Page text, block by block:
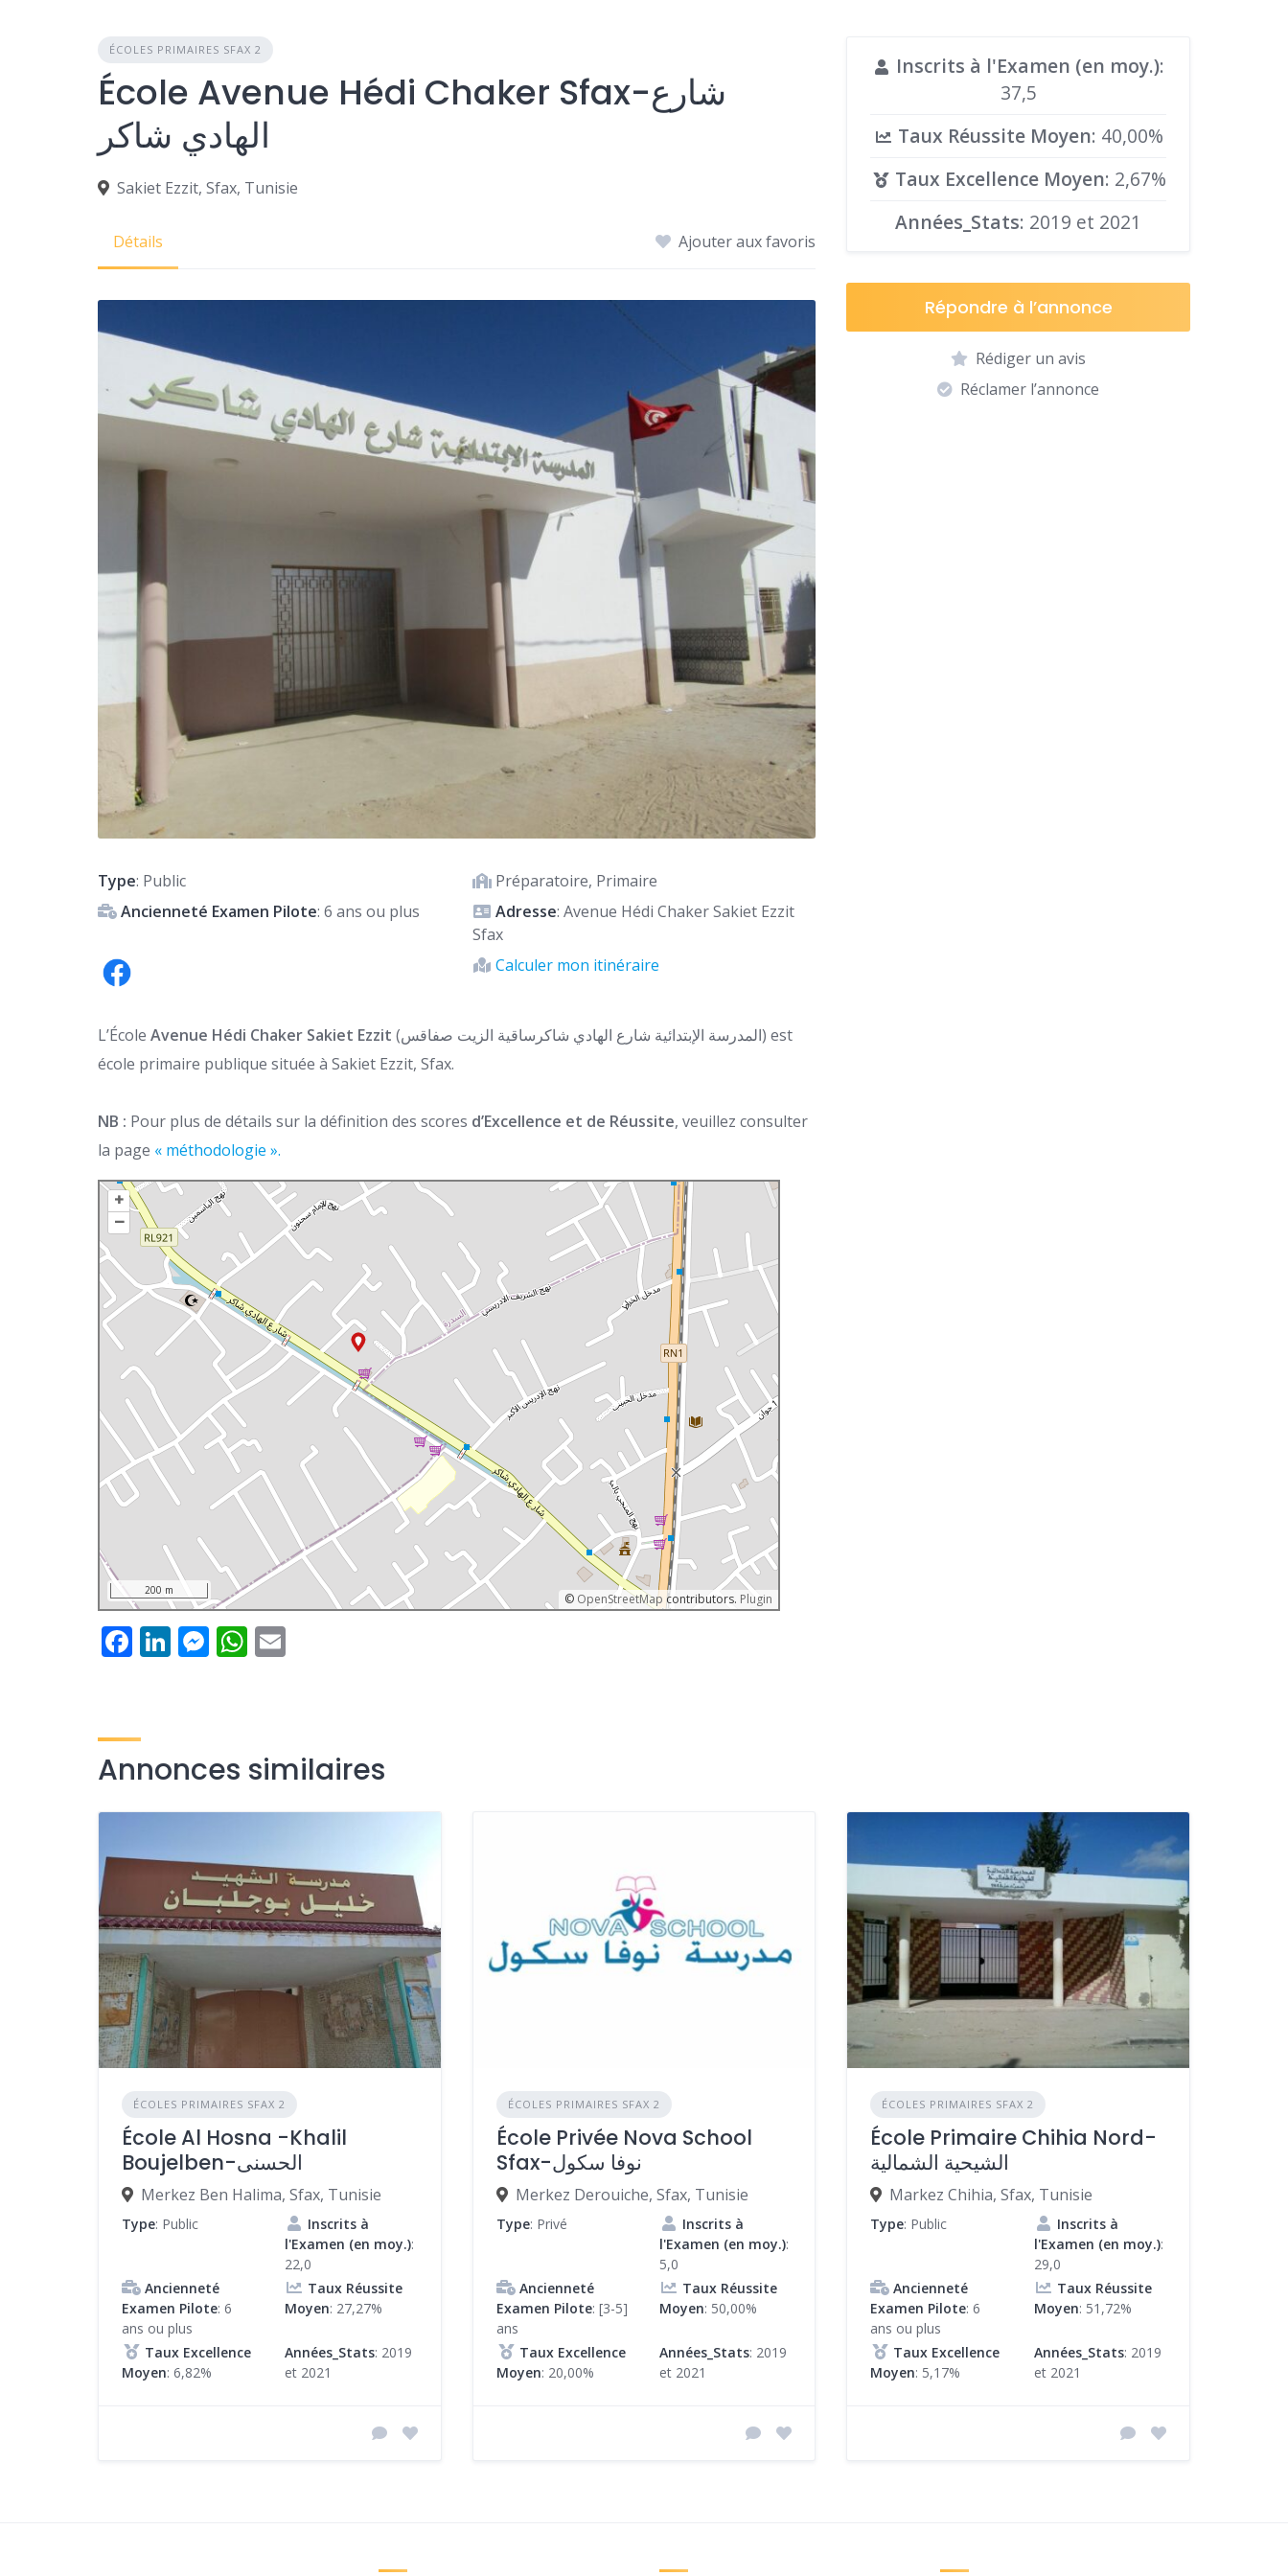
ÉCOLES PRIMAIRES SFAX 2
École Avenue Hédi Chaker Sfax-شارع
الهادي شاكر
Sakiet Ezzit, Sfax, Tunisie
Détails Ajouter aux favoris
Type: Public
Préparatoire, Primaire
Ancienneté Examen Pilote: 6 ans ou plus Adresse: Avenue Hédi Chaker Sakiet Ezzit
Sfax
Calculer mon itinéraire
L’École Avenue Hédi Chaker Sakiet Ezzit (المدرسة الإبتدائية شارع الهادي شاكرساقية الزيت صفاقس) est
école primaire publique située à Sakiet Ezzit, Sfax.
NB : Pour plus de détails sur la définition des scores d’Excellence et de Réussite, veuillez consulter
la page « méthodologie ».
+
–
© OpenStreetMap contributors. Plugin
200 m
Facebook
LinkedIn
Messenger
WhatsApp
Inscrits à l'Examen (en moy.):
37,5
Taux Réussite Moyen: 40,00%
Taux Excellence Moyen: 2,67%
Années_Stats: 2019 et 2021
Répondre à l’annonce
Rédiger un avis
Réclamer l’annonce
Annonces similaires
ÉCOLES PRIMAIRES SFAX 2
École Al Hosna -Khalil
Boujelben-الحسنى
Merkez Ben Halima, Sfax, Tunisie
Type: Public
Inscrits à
l'Examen (en moy.):
22,0
Ancienneté
Examen Pilote: 6
ans ou plus
Taux Réussite
Moyen: 27,27%
Taux Excellence
Moyen: 6,82%
Années_Stats: 2019
et 2021
ÉCOLES PRIMAIRES SFAX 2
École Privée Nova School
Sfax-نوفا سكول
Merkez Derouiche, Sfax, Tunisie
Type: Privé
Inscrits à
l'Examen (en moy.):
5,0
Ancienneté
Examen Pilote: [3-5]
ans
Taux Réussite
Moyen: 50,00%
Taux Excellence
Moyen: 20,00%
Années_Stats: 2019
et 2021
ÉCOLES PRIMAIRES SFAX 2
École Primaire Chihia Nord-
الشيحية الشمالية
Markez Chihia, Sfax, Tunisie
Type: Public
Inscrits à
l'Examen (en moy.):
29,0
Ancienneté
Examen Pilote: 6
ans ou plus
Taux Réussite
Moyen: 51,72%
Taux Excellence
Moyen: 5,17%
Années_Stats: 2019
et 2021